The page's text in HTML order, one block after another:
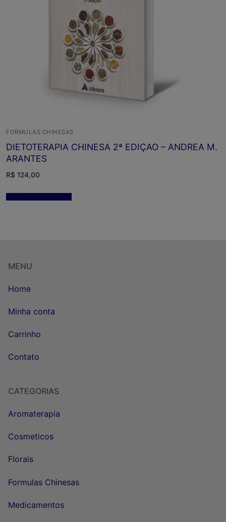
FORMULAS CHINESAS
DIETOTERAPIA CHINESA 2ª EDIÇAO – ANDREA M.
ARANTES
R$ 124,00
MENU
Home
Minha conta
Carrinho
Contato
CATEGORIAS
Aromaterapia
Cosmeticos
Florais
Formulas Chinesas
Medicamentos